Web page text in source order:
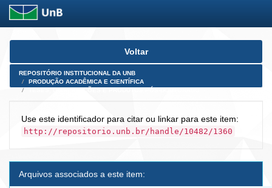
Skip
Voltar
REPOSITÓRIO INSTITUCIONAL DA UNB
PRODUÇÃO ACADÊMICA E CIENTÍFICA
Use este identificador para citar ou linkar para este item:
http://repositorio.unb.br/handle/10482/1360
Arquivos associados a este item: